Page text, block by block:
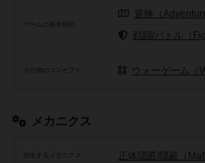
ゲームの基本目的
冒険（
戦闘/バトル（
その他のコンセプト ウォーゲーム（
メカニクス
頻出するメカニクス 正体隠匿/隠蔽（